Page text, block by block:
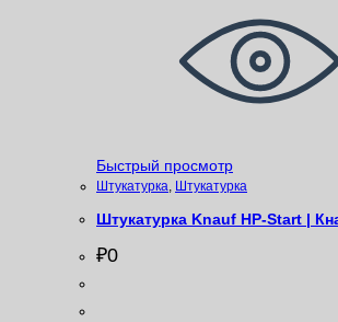
Быстрый просмотр
Штукатурка, Штукатурка
Штукатурка Knauf HP-Start |
₽0